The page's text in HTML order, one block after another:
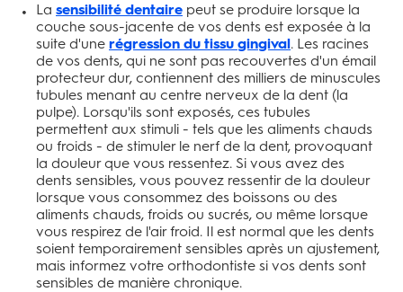
La sensibilité dentaire peut se produire lorsque la
couche sous-jacente de vos dents est exposée à la
suite d'une régression du tissu gingival. Les racines
de vos dents, qui ne sont pas recouvertes d'un émail
protecteur dur, contiennent des milliers de minuscules
tubules menant au centre nerveux de la dent (la
pulpe). Lorsqu'ils sont exposés, ces tubules
permettent aux stimuli - tels que les aliments chauds
ou froids - de stimuler le nerf de la dent, provoquant
la douleur que vous ressentez. Si vous avez des
dents sensibles, vous pouvez ressentir de la douleur
lorsque vous consommez des boissons ou des
aliments chauds, froids ou sucrés, ou même lorsque
vous respirez de l'air froid. Il est normal que les dents
soient temporairement sensibles après un ajustement,
mais informez votre orthodontiste si vos dents sont
sensibles de manière chronique.